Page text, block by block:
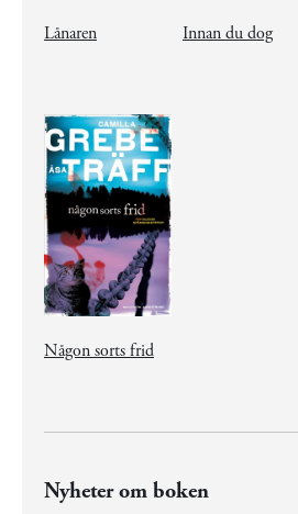
Lånaren Innan du dog
Någon sorts frid
Nyheter om boken